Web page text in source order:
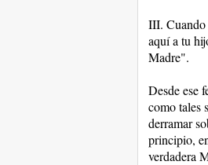
III. Cuando
aquí a tu
Madre".
Desde ese
como tales
derramar
principio,
verdadera